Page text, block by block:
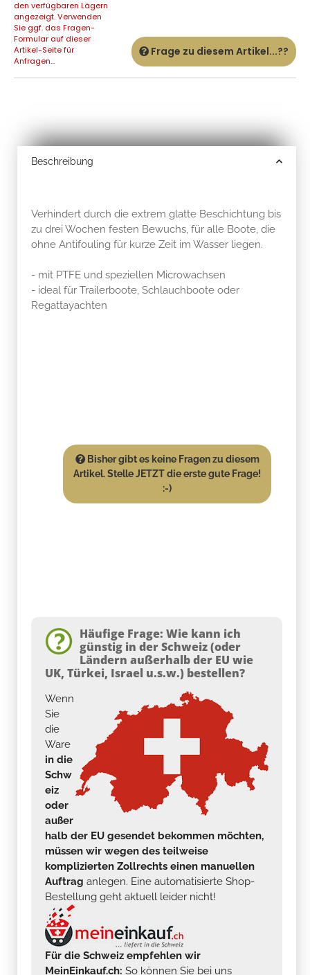
den verfügbaren Lägern
angezeigt. Verwenden
Sie ggf. das Fragen-
Formular auf dieser
Artikel-Seite für
Anfragen...
Frage zu diesem Artikel...??
Beschreibung
Verhindert durch die extrem glatte Beschichtung bis
zu drei Wochen festen Bewuchs, für alle Boote, die
ohne Antifouling für kurze Zeit im Wasser liegen.
- mit PTFE und speziellen Microwachsen
- ideal für Trailerboote, Schlauchboote oder
Regattayachten
Bisher gibt es keine Fragen zu diesem
Artikel. Stelle JETZT die erste gute Frage!
:-)
Häufige Frage: Wie kann ich
günstig in der Schweiz (oder
Ländern außerhalb der EU wie
UK, Türkei, Israel u.s.w.) bestellen?
Wenn
Sie
die
Ware
in die
Schw
eiz
oder
außer
halb der EU gesendet bekommen möchten,
müssen wir wegen des teilweise
komplizierten Zollrechts einen manuellen
Auftrag anlegen. Eine automatisierte Shop-
Bestellung geht aktuell leider nicht!
Für die Schweiz empfehlen wir
MeinEinkauf.ch: So können Sie bei uns